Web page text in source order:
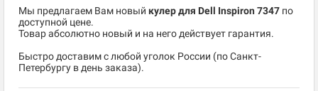
Мы предлагаем Вам новый кулер для Dell Inspiron 7347 по
доступной цене.
Товар абсолютно новый и на него действует гарантия.
Быстро доставим с любой уголок России (по Санкт-
Петербургу в день заказа).